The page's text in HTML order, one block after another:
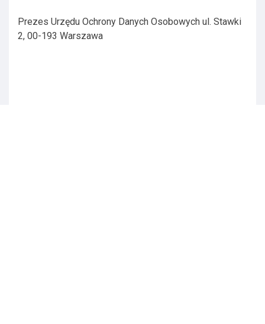
Prezes Urzędu Ochrony Danych Osobowych ul. Stawki
2, 00-193 Warszawa